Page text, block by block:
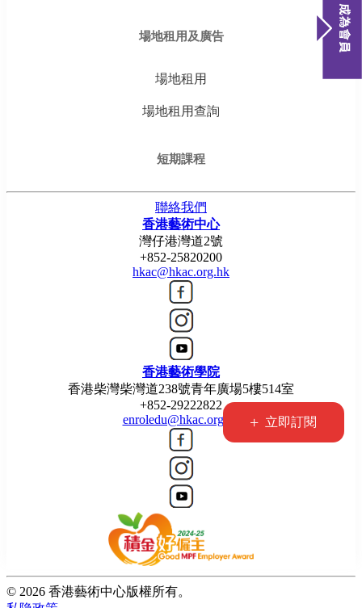
+ 立即訂閱
場地租用及廣告
場地租用
場地租用查詢
短期課程
聯絡我們
香港藝術中心
灣仔港灣道2號
+852-25820200
hkac@hkac.org.hk
香港藝術學院
香港柴灣柴灣道238號青年廣場5樓514室
+852-29222822
enroledu@hkac.org.hk
© 2026 香港藝術中心版權所有。